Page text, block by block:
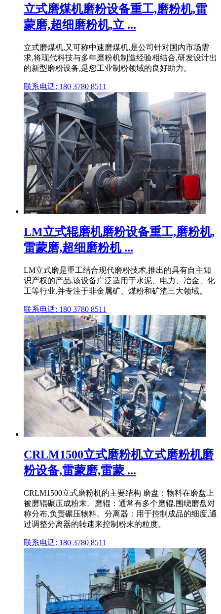
立式磨煤机磨粉设备重工,磨粉机,雷
蒙磨,超细磨粉机,立 ...
立式磨煤机,又可称中速磨煤机,是公司针对国内市场需
求,将现代科技与多年磨粉机制造经验相结合,研发设计出
的新型磨粉设备,是您工业制粉领域的良好助力。
联系电话: 180 3780 8511
LM立式辊磨机磨粉设备重工,磨粉机,
雷蒙磨,超细磨粉机 ...
LM立式磨是重工结合现代磨粉技术,推出的具有自主知
识产权的产品,该设备广泛适用于水泥、电力、冶金、化
工等行业,并专注于非金属矿、煤粉和矿渣三大领域。
联系电话: 180 3780 8511
CRLM1500立式磨粉机立式磨粉机磨
粉设备,雷蒙磨,雷蒙 ...
CRLM1500立式磨粉机的主要结构 磨盘：物料在磨盘上
被磨辊碾压成粉末。磨辊：通常有多个磨辊,围绕磨盘对
称分布,负责碾压物料。分离器：用于控制成品的细度,通
过调整分离器的转速来控制粉末的粒度。
联系电话: 180 3780 8511